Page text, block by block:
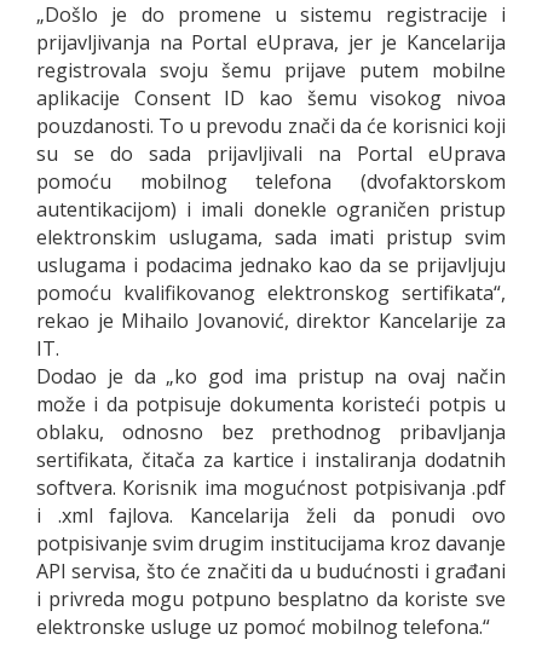
„Došlo je do promene u sistemu registracije i
prijavljivanja na Portal eUprava, jer je Kancelarija
registrovala svoju šemu prijave putem mobilne
aplikacije Consent ID kao šemu visokog nivoa
pouzdanosti. To u prevodu znači da će korisnici koji
su se do sada prijavljivali na Portal eUprava
pomoću mobilnog telefona (dvofaktorskom
autentikacijom) i imali donekle ograničen pristup
elektronskim uslugama, sada imati pristup svim
uslugama i podacima jednako kao da se prijavljuju
pomoću kvalifikovanog elektronskog sertifikata“,
rekao je Mihailo Jovanović, direktor Kancelarije za
IT.
Dodao je da „ko god ima pristup na ovaj način
može i da potpisuje dokumenta koristeći potpis u
oblaku, odnosno bez prethodnog pribavljanja
sertifikata, čitača za kartice i instaliranja dodatnih
softvera. Korisnik ima mogućnost potpisivanja .pdf
i .xml fajlova. Kancelarija želi da ponudi ovo
potpisivanje svim drugim institucijama kroz davanje
API servisa, što će značiti da u budućnosti i građani
i privreda mogu potpuno besplatno da koriste sve
elektronske usluge uz pomoć mobilnog telefona.“